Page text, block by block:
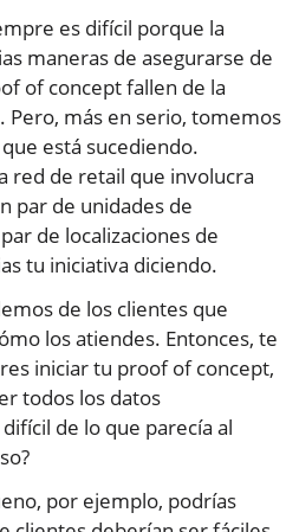
es difícil porque la
maneras de asegurarse de
of concept fallen de la
Pero, más en serio, tomemos
está sucediendo.
red de retail que involucra
par de unidades de
de localizaciones de
tu iniciativa diciendo.
de los clientes que
los atiendes. Entonces, te
iniciar tu proof of concept,
todos los datos
de lo que parecía al
por ejemplo, podrías